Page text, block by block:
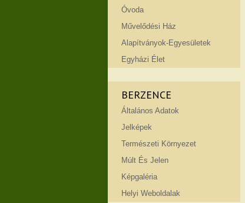
Óvoda
Művelődési Ház
Alapítványok-Egyesületek
Egyházi Élet
BERZENCE
Általános Adatok
Jelképek
Természeti Környezet
Múlt És Jelen
Képgaléria
Helyi Weboldalak